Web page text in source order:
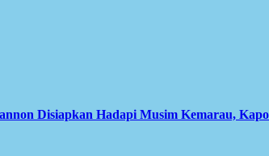
Disiapkan Hadapi Musim Kemarau,